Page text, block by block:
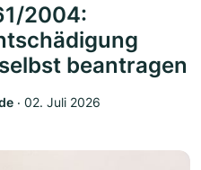
2004:
beantragen
‧ 02. Juli 2026